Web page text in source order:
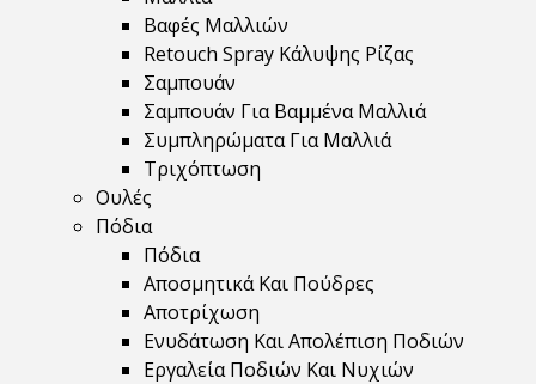
Βαφές Μαλλιών
Retouch Spray Κάλυψης Ρίζας
Σαμπουάν
Σαμπουάν Για Βαμμένα Μαλλιά
Συμπληρώματα Για Μαλλιά
Τριχόπτωση
Ουλές
Πόδια
Πόδια
Αποσμητικά Και Πούδρες
Αποτρίχωση
Ενυδάτωση Και Απολέπιση Ποδιών
Εργαλεία Ποδιών Και Νυχιών